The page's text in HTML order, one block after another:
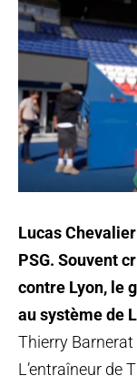
Lucas
PSG. Souvent
contre Lyon, le
au système de
Thierry Barnerat
L’entraîneur de